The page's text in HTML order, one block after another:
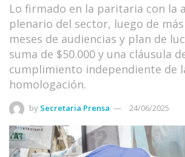
Lo firmado en la paritaria con la
plenario del sector, luego de
meses de audiencias y plan de
suma de $50.000 y una cláusula
cumplimiento independiente de
homologación.
by Secretaria Prensa 24/06/2025